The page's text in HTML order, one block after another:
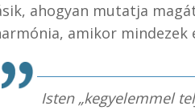
ahogyan mutatja
amikor mindezek
Isten „kegyelemmel